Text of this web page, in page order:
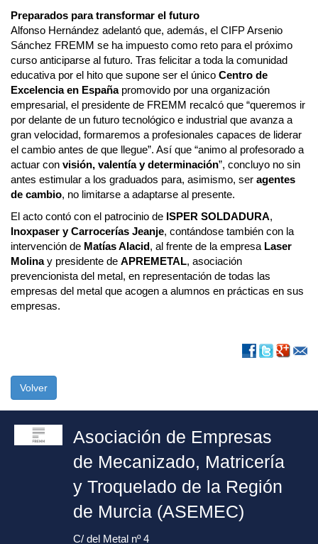
Preparados para transformar el futuro
Alfonso Hernández adelantó que, además, el CIFP Arsenio
Sánchez FREMM se ha impuesto como reto para el próximo
curso anticiparse al futuro. Tras felicitar a toda la comunidad
educativa por el hito que supone ser el único Centro de
Excelencia en Españapromovido por una organización
empresarial, el presidente de FREMM recalcó que “queremos ir
por delante de un futuro tecnológico e industrial que avanza a
gran velocidad, formaremos a profesionales capaces de liderar
el cambio antes de que llegue”. Así que “animo al profesorado a
actuar con visión, valentía y determinación”, concluyo no sin
antes estimular a los graduados para, asimismo, ser agentes
de cambio, no limitarse a adaptarse al presente.
El acto contó con el patrocinio de ISPER SOLDADURA,
Inoxpaser y Carrocerías Jeanje, contándose también con la
intervención de Matías Alacid, al frente de la empresa Laser
Molinay presidente de APREMETAL, asociación
prevencionista del metal, en representación de todas las
empresas del metal que acogen a alumnos en prácticas en sus
empresas.
Volver
Asociación de Empresas
de Mecanizado, Matricería
y Troquelado de la Región
de Murcia (ASEMEC)
C/ del Metal nº 4